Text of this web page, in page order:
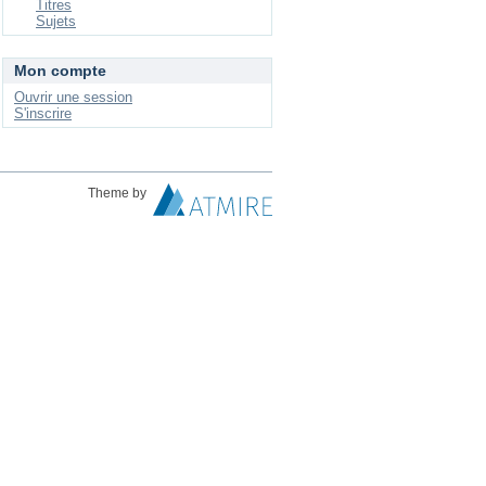
Titres
Sujets
Mon compte
Ouvrir une session
S'inscrire
Theme by